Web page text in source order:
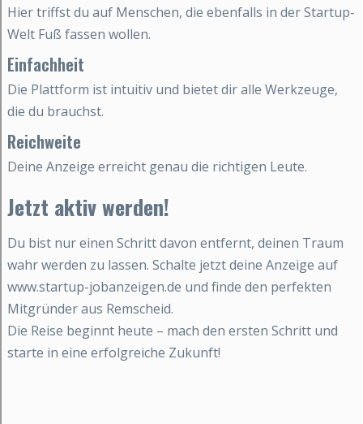
Hier triffst du auf Menschen, die ebenfalls in der Startup-
Welt Fuß fassen wollen.
Einfachheit
Die Plattform ist intuitiv und bietet dir alle Werkzeuge,
die du brauchst.
Reichweite
Deine Anzeige erreicht genau die richtigen Leute.
Jetzt aktiv werden!
Du bist nur einen Schritt davon entfernt, deinen Traum
wahr werden zu lassen. Schalte jetzt deine Anzeige auf
www.startup-jobanzeigen.de und finde den perfekten
Mitgründer aus Remscheid.
Die Reise beginnt heute – mach den ersten Schritt und
starte in eine erfolgreiche Zukunft!